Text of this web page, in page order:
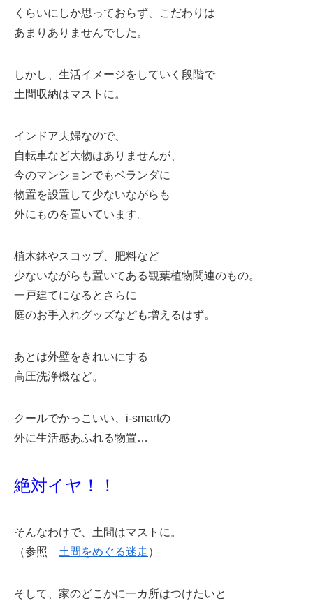
くらいにしか思っておらず、こだわりは
あまりありませんでした。
しかし、生活イメージをしていく段階で
土間収納はマストに。
インドア夫婦なので、
自転車など大物はありませんが、
今のマンションでもベランダに
物置を設置して少ないながらも
外にものを置いています。
植木鉢やスコップ、肥料など
少ないながらも置いてある観葉植物関連のもの。
一戸建てになるとさらに
庭のお手入れグッズなども増えるはず。
あとは外壁をきれいにする
高圧洗浄機など。
クールでかっこいい、i-smartの
外に生活感あふれる物置…
絶対イヤ！！
そんなわけで、土間はマストに。
（参照 土間をめぐる迷走）
そして、家のどこかに一カ所はつけたいと